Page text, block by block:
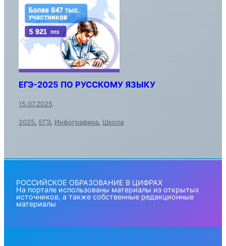
ЕГЭ-2025 ПО РУССКОМУ ЯЗЫКУ
15.07.2025
2025, ЕГЭ, Инфографика, Школа
РОССИЙСКОЕ ОБРАЗОВАНИЕ В ЦИФРАХ
На портале использованы материалы из открытых
источников, а также собственные редакционные
материалы